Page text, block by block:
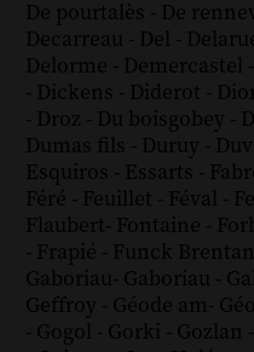
De pourtalès - De
Decarreau - Del -
Delorme - Demercastel -
- Dickens - Diderot -
- Droz - Du boisgobey -
Dumas fils - Duruy -
Esquiros - Essarts -
Féré - Feuillet - Féval -
Flaubert- Fontaine -
- Frapié - Funck
Gaboriau- Gaboriau -
Geffroy - Géode am-
- Gogol - Gorki - Gozlan -